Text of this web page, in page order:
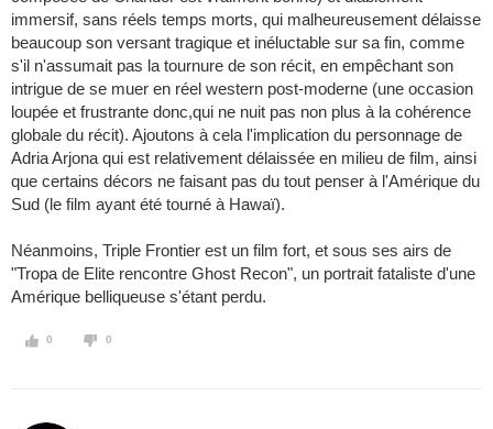
immersif, sans réels temps morts, qui malheureusement délaisse
beaucoup son versant tragique et inéluctable sur sa fin, comme
s'il n'assumait pas la tournure de son récit, en empêchant son
intrigue de se muer en réel western post-moderne (une occasion
loupée et frustrante donc,qui ne nuit pas non plus à la cohérence
globale du récit). Ajoutons à cela l'implication du personnage de
Adria Arjona qui est relativement délaissée en milieu de film, ainsi
que certains décors ne faisant pas du tout penser à l'Amérique du
Sud (le film ayant été tourné à Hawaï).
Néanmoins, Triple Frontier est un film fort, et sous ses airs de
"Tropa de Elite rencontre Ghost Recon", un portrait fataliste d'une
Amérique belliqueuse s'étant perdu.
0 0